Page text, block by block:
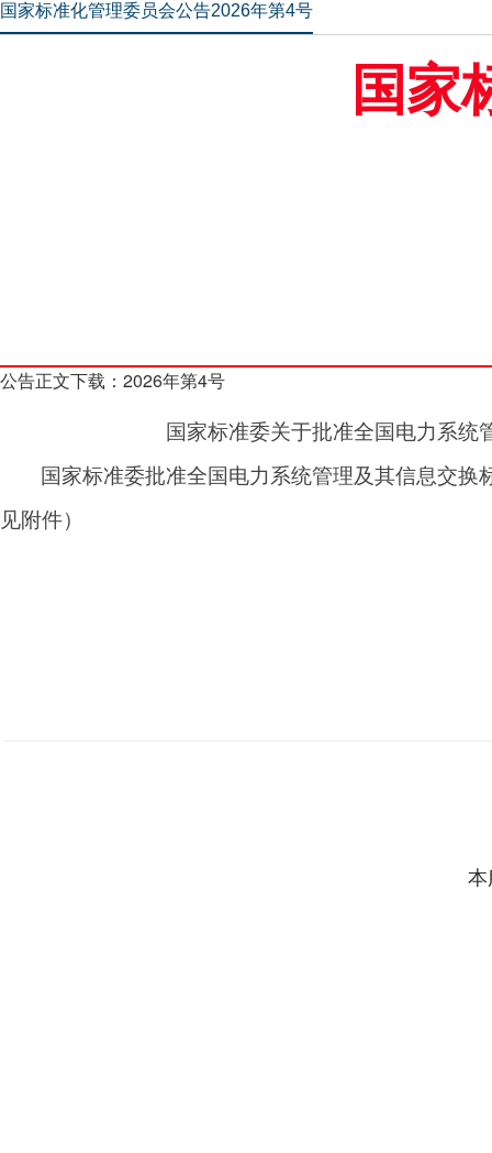
国家标准化管理委员会公告2026年第4号
国家
公告正文下载： 2026年第4号
国家标准委关于批准全国电力系
国家标准委批准全国电力系统管理及其信息交
见附件）
本